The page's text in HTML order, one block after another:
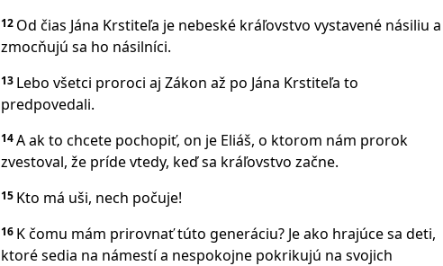
12 Od čias Jána Krstiteľa je nebeské kráľovstvo vystavené násiliu a
zmocňujú sa ho násilníci.
13 Lebo všetci proroci aj Zákon až po Jána Krstiteľa to
predpovedali.
14A ak to chcete pochopiť, on je Eliáš, o ktorom nám prorok
zvestoval, že príde vtedy, keď sa kráľovstvo začne.
15 Kto má uši, nech počuje!
16 K čomu mám prirovnať túto generáciu? Je ako hrajúce sa deti,
ktoré sedia na námestí a nespokojne pokrikujú na svojich